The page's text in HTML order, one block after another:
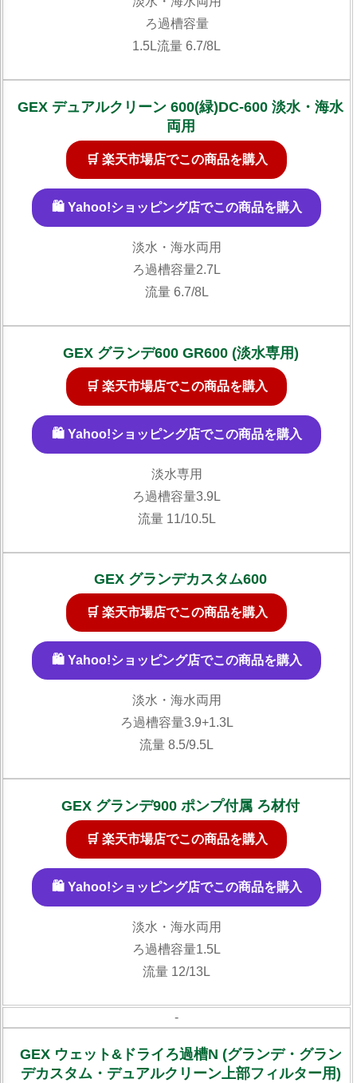
ろ過槽容量
1.5L流量 6.7/8L
GEX デュアルクリーン 600(緑)DC-600 淡水・海水
両用
🛒 楽天市場店でこの商品を購入
🛍️ Yahoo!ショッピング店でこの商品を購入
淡水・海水両用
ろ過槽容量2.7L
流量 6.7/8L
GEX グランデ600 GR600 (淡水専用)
🛒 楽天市場店でこの商品を購入
🛍️ Yahoo!ショッピング店でこの商品を購入
淡水専用
ろ過槽容量3.9L
流量 11/10.5L
GEX グランデカスタム600
🛒 楽天市場店でこの商品を購入
🛍️ Yahoo!ショッピング店でこの商品を購入
淡水・海水両用
ろ過槽容量3.9+1.3L
流量 8.5/9.5L
GEX グランデ900 ポンプ付属 ろ材付
🛒 楽天市場店でこの商品を購入
🛍️ Yahoo!ショッピング店でこの商品を購入
淡水・海水両用
ろ過槽容量1.5L
流量 12/13L
-
GEX ウェット&ドライろ過槽N (グランデ・グラン
デカスタム・デュアルクリーン上部フィルター用)